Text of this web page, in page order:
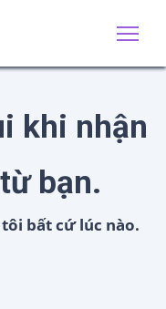
khi nhận
bạn.
bất cứ lúc nào.